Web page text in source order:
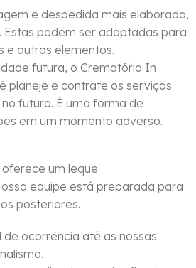
e despedida mais elaborada,
. Estas podem ser adaptadas para
e outros elementos.
futura, o Crematório In
planeje e contrate os serviços
futuro. É uma forma de
em um momento adverso.
oferece um leque
equipe está preparada para
posteriores.
ocorrência até as nossas